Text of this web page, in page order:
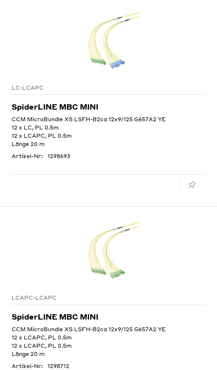
LC-LCAPC
SpiderLINE MBC MINI
CCM MicroBundle XS LSFH-B2ca 12x9/125 G657A2 YE
12 x LC, PL 0.5m
12 x LCAPC, PL 0.5m
Länge 20 m
Artikel-Nr:
1298693
LCAPC-LCAPC
SpiderLINE MBC MINI
CCM MicroBundle XS LSFH-B2ca 12x9/125 G657A2 YE
12 x LCAPC, PL 0.5m
12 x LCAPC, PL 0.5m
Länge 20 m
Artikel-Nr:
1298712